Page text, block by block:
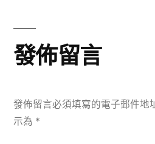
發佈留言
發佈留言必須填寫的電子郵件地
示為 *